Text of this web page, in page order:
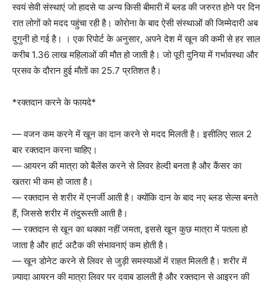
स्वयं सेवी संस्थाएं जो हादसे या अन्य किसी बीमारी में ब्लड की जरुरत होने पर दिन
रात लोगों को मदद पहुंचा रही है। कोरोना के बाद ऐसी संस्थाओं की जिम्मेदारी अब
दुगुनी हो गई है। । एक रिपोर्ट के अनुसार, अपने देश में खून की कमी से हर साल
करीब 1.36 लाख महिलाओं की मौत हो जाती है। जो पूरी दुनिया में गर्भावस्था और
प्रसव के दौरान हुई मौतों का 25.7 प्रतिशत है।
*रक्तदान करने के फायदे*
— वजन कम करने में खून का दान करने से मदद मिलती है। इसीलिए साल 2
बार रक्तदान करना चाहिए।
— आयरन की मात्रा को बैलेंस करने से लिवर हेल्दी बनता है और कैंसर का
खतरा भी कम हो जाता है।
— रक्तदान से शरीर में एनर्जी आती है। क्योंकि दान के बाद नए ब्लड सेल्स बनते
हैं, जिससे शरीर में तंदुरूस्ती आती है।
— रक्तदान से खून का थक्का नहीं जमता, इससे खून कुछ मात्रा में पतला हो
जाता है और हार्ट अटैक की संभावनाएं कम होती है।
— खून डोनेट करने से लिवर से जुड़ी समस्याओं में राहत मिलती है। शरीर में
ज़्यादा आयरन की मात्रा लिवर पर दवाब डालती है और रक्तदान से आइरन की